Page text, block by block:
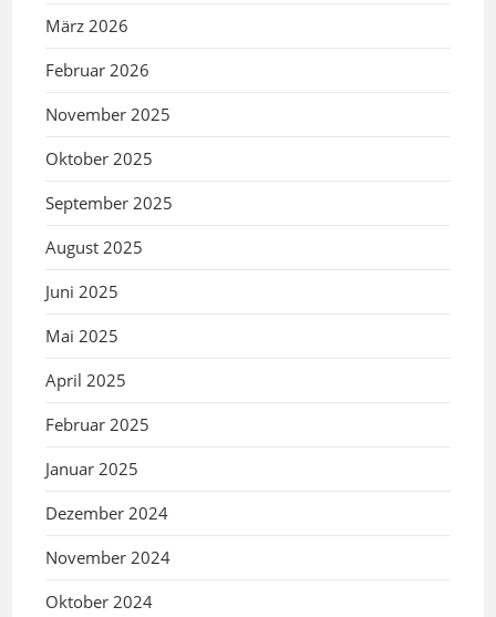
März 2026
Februar 2026
November 2025
Oktober 2025
September 2025
August 2025
Juni 2025
Mai 2025
April 2025
Februar 2025
Januar 2025
Dezember 2024
November 2024
Oktober 2024